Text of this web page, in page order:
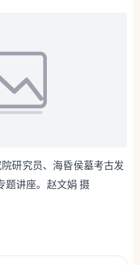
研究员、海昏侯墓考古发
题讲座。赵文娟 摄